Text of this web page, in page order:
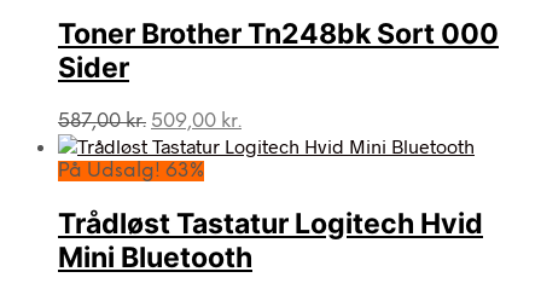
637,00 kr.. 509,00 kr..
Toner Brother Tn248bk Sort 000
Sider
587,00kr. Den
oprindelige
pris
587,00 kr..
509,00 kr.
aktuelle
509,00 kr..
På Udsalg! 63%
Trådløst Tastatur Logitech Hvid
Mini Bluetooth